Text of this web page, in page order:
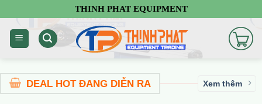
đến
dung
THINH PHAT EQUIPMENT
DEAL HOT ĐANG DIỄN RA Xem thêm